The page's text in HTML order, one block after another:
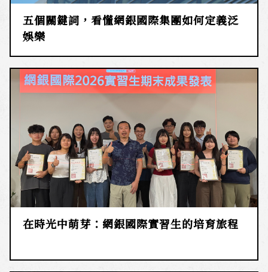
五個關鍵詞，看懂網銀國際集團如何定義泛
娛樂
在時光中萌芽：網銀國際實習生的培育旅程